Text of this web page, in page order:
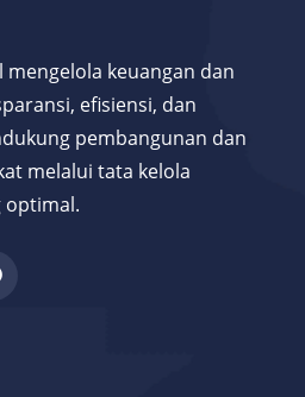
mengelola keuangan dan
efisiensi, dan
pembangunan dan
melalui tata kelola
optimal.